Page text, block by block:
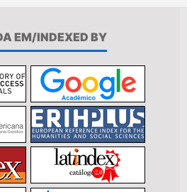
EM/INDEXED BY